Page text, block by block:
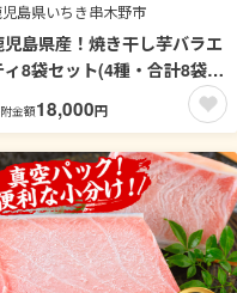
児島県いちき串木野市
児島県産！焼き干し芋バラエ
ィ8袋セット(4種・合計8袋)
国産 焼芋 焼き芋 干し芋 やきい
干しいも さつまいも さつま
サツマイモ 薩摩芋 紅はるか
成 野菜 お菓子 スイーツ おか
おやつ【おいもハウス】
00-098-06-120】
金額18,000円